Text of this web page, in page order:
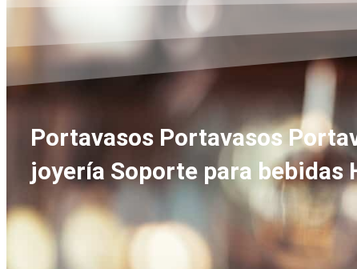
Portavasos Portavasos
joyería Soporte para bebidas